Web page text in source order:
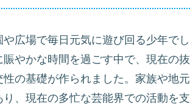
広場で毎日元気に遊び回る少年でし
やかな時間を過ごす中で、現在の抜
の基礎が作られました。家族や地元
、現在の多忙な芸能界での活動を支